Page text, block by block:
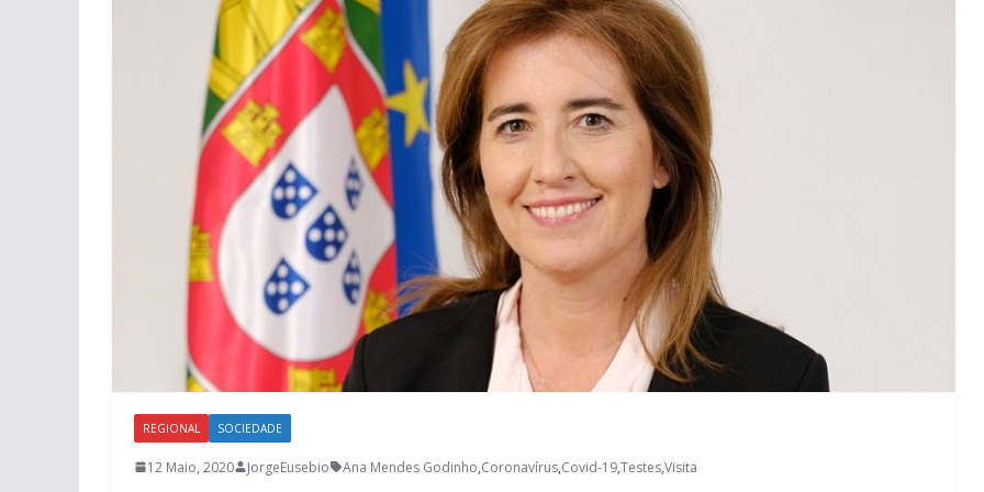
REGIONAL SOCIEDADE
12 Maio, 2020 JorgeEusebio Ana Mendes Godinho,Coronavírus,Covid-19,Testes,Visita